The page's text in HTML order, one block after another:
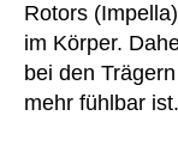
Rotors
im Körper.
bei den
mehr fühlbar ist.